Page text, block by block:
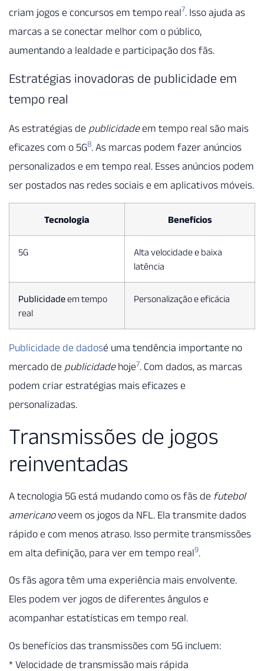
criam jogos e concursos em tempo real7. Isso ajuda as
marcas a se conectar melhor com o público,
aumentando a lealdade e participação dos fãs.
Estratégias inovadoras de publicidade em
tempo real
As estratégias de publicidadeem tempo real são mais
eficazes com o 5G8. As marcas podem fazer anúncios
personalizados e em tempo real. Esses anúncios podem
ser postados nas redes sociais e em aplicativos móveis.
Tecnologia Benefícios
5G
Alta velocidade e baixa
latência
Publicidadeem tempo
real
Personalização e eficácia
Publicidade de dadosé uma tendência importante no
mercado de publicidadehoje7. Com dados, as marcas
podem criar estratégias mais eficazes e
personalizadas.
Transmissões de jogos
reinventadas
A tecnologia 5G está mudando como os fãs de futebol
americanoveem os jogos da NFL. Ela transmite dados
rápido e com menos atraso. Isso permite transmissões
em alta definição, para ver em tempo real9.
Os fãs agora têm uma experiência mais envolvente.
Eles podem ver jogos de diferentes ângulos e
acompanhar estatísticas em tempo real.
Os benefícios das transmissões com 5G incluem:
* Velocidade de transmissão mais rápida